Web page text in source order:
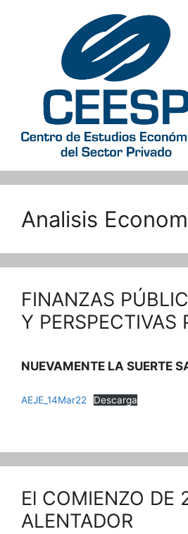
Analisis
FINANZAS
Y PERSPECTIVAS
NUEVAMENTE LA SUERTE
AEJE_14Mar22 Descarga
El COMIENZO DE
ALENTADOR